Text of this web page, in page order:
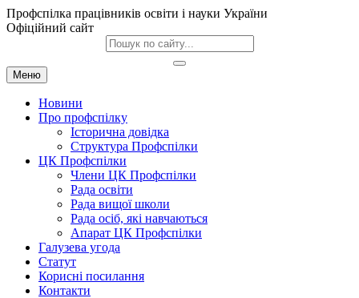
Профспілка працівників освіти і науки України
Офіційний сайт
Меню
Новини
Про профспілку
Історична довідка
Структура Профспілки
ЦК Профспілки
Члени ЦК Профспілки
Рада освіти
Рада вищої школи
Рада осіб, які навчаються
Апарат ЦК Профспілки
Галузева угода
Статут
Корисні посилання
Контакти